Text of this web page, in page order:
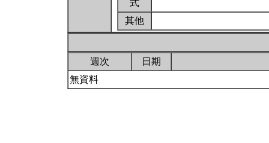
式
其他
週次
日期
無資料